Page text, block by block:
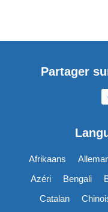
Partager
Afrikaans
Azéri
Bengali
Catalan